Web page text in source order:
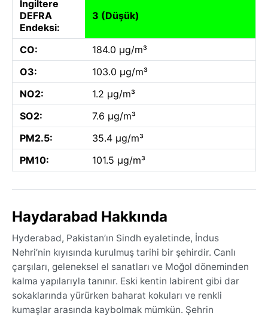
İngiltere
DEFRA
Endeksi:
3 (Düşük)
CO:
184.0 µg/m³
O3:
103.0 µg/m³
NO2:
1.2 µg/m³
SO2:
7.6 µg/m³
PM2.5:
35.4 µg/m³
PM10:
101.5 µg/m³
Haydarabad Hakkında
Hyderabad, Pakistan’ın Sindh eyaletinde, İndus
Nehri’nin kıyısında kurulmuş tarihi bir şehirdir. Canlı
çarşıları, geleneksel el sanatları ve Moğol döneminden
kalma yapılarıyla tanınır. Eski kentin labirent gibi dar
sokaklarında yürürken baharat kokuları ve renkli
kumaşlar arasında kaybolmak mümkün. Şehrin